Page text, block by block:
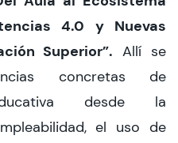
4.0 y Nuevas
Superior”. Allí se
concretas de
desde la
el uso de